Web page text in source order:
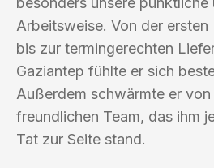
Arbeitsweise. Von der
bis zur termingerechten
Gaziantep fühlte er sich
Außerdem schwärmte er von
freundlichen Team, das ihm
Tat zur Seite stand.